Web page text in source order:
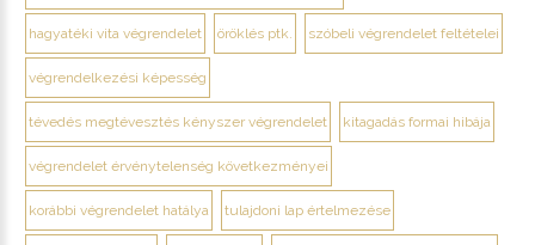
hagyatéki vita végrendelet öröklés ptk. szóbeli végrendelet feltételei
végrendelkezési képesség
tévedés megtévesztés kényszer végrendelet kitagadás formai hibája
végrendelet érvénytelenség következményei
korábbi végrendelet hatálya tulajdoni lap értelmezése